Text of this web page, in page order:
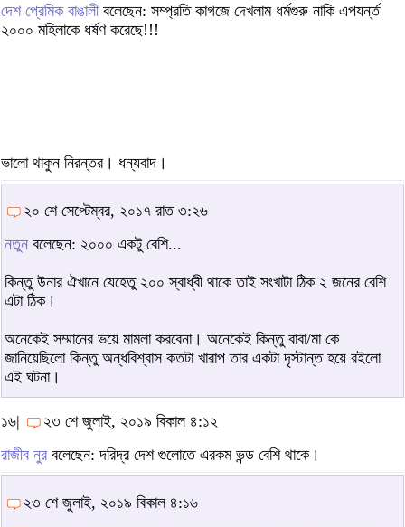
দেশ প্রেমিক বাঙালীবলেছেন: সম্প্রতি কাগজে দেখলাম ধর্মগুরু নাকি এপযর্ন্ত
২০০০ মহিলাকে ধর্ষণ করেছে!!!
ভালো থাকুন নিরন্তর। ধন্যবাদ।
২০ শে সেপ্টেম্বর, ২০১৭ রাত ৩:২৬
নতুন বলেছেন: ২০০০ একটু বেশি...
কিন্তু উনার ঐখানে যেহেতু ২০০ স্বাধ্বী থাকে তাই সংখাটা ঠিক ২ জনের বেশি
এটা ঠিক।
অনেকেই সম্মানের ভয়ে মামলা করবেনা। অনেকেই কিন্তু বাবা/মা কে
জানিয়েছিলো কিন্তু অন্ধবিশ্বাস কতটা খারাপ তার একটা দৃস্টান্ত হয়ে রইলো
এই ঘটনা।
১৬|
২৩ শে জুলাই, ২০১৯ বিকাল ৪:১২
রাজীব নুর বলেছেন: দরিদ্র দেশ গুলোতে এরকম ভন্ড বেশি থাকে।
২৩ শে জুলাই, ২০১৯ বিকাল ৪:১৬